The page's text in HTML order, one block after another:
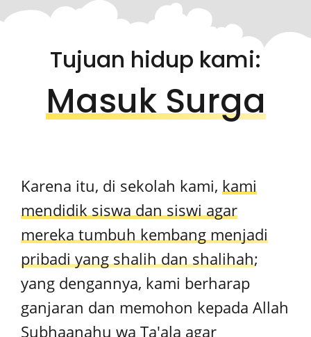
Tujuan hidup kami:
Masuk Surga
Karena itu, di sekolah kami,kami
mendidik siswa dan siswi agar
mereka tumbuh kembang menjadi
pribadi yang shalih dan shalihah;
yang dengannya, kami berharap
ganjaran dan memohon kepada Allah
Subhaanahu wa Ta'ala agar